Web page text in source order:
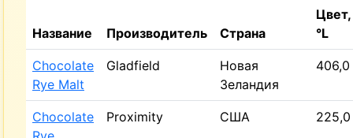
Название Производитель Страна
Цвет,
°L
Chocolate
Rye Malt
Gladfield
Новая
Зеландия
406,0
Chocolate
Proximity США 225,0